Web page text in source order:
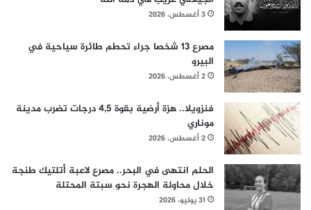
3 أغسطس، 2026
مصرع 13 شخصا جراء تحطم طائرة سياحية في
البيرو
2 أغسطس، 2026
فنزويلا.. هزة أرضية بقوة 4,5 درجات تضرب مدينة
موناري
2 أغسطس، 2026
الحلم انتهى في البحر.. مصرع لاعبة أتلتيك طنجة
خلال محاولة الهجرة نحو سبتة المحتلة
31 يوليو، 2026